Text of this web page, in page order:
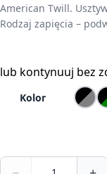
American Twill.
Rodzaj zapięcia –
lub kontynuuj bez
Kolor